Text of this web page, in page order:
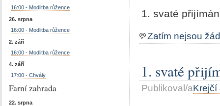
1. svaté
Zatím nejsou
1. svaté
Publikoval/aKrejčí
16:00 - Modlitba růžence
26. srpna
16:00 - Modlitba růžence
2. září
16:00 - Modlitba růžence
4. září
17:00 - Chvály
Farní zahrada
22. srpna